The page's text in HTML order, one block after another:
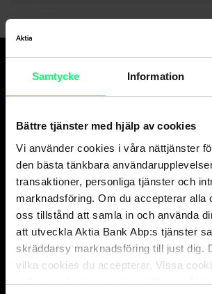
Samtycke Information
Bättre tjänster med hjälp av cookies
Vi använder cookies i våra nättjänster
den bästa tänkbara
transaktioner, personliga tjänster och
marknadsföring. Om du accepterar alla
oss tillstånd att samla in och använda
att utveckla Aktia Bank Abp:s tjänster
skräddarsy marknadsföring till just dig.
vilka cookies du accepterar. Vissa
obligatoriska för att säkerställa en
Den goda banken.
kapitalförvaltaren.
Kundservice
Privatkunder
010 247 010
Företagskunder